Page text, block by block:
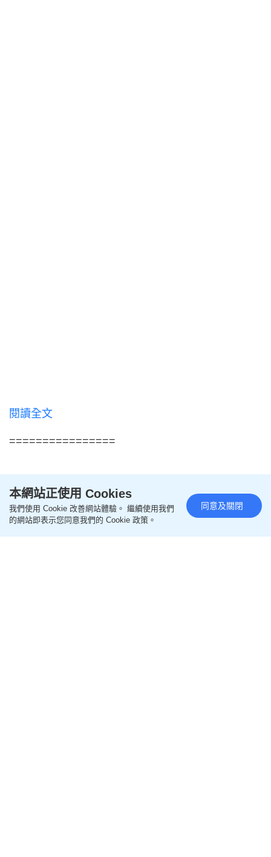
閱讀全文
================
即likeOh爸媽FB，緊貼一手親子資訊
本網站正使用 Cookies
我們使用 Cookie 改善網站體驗。 繼續使用我們
的網站即表示您同意我們的 Cookie 政策。
同意及關閉